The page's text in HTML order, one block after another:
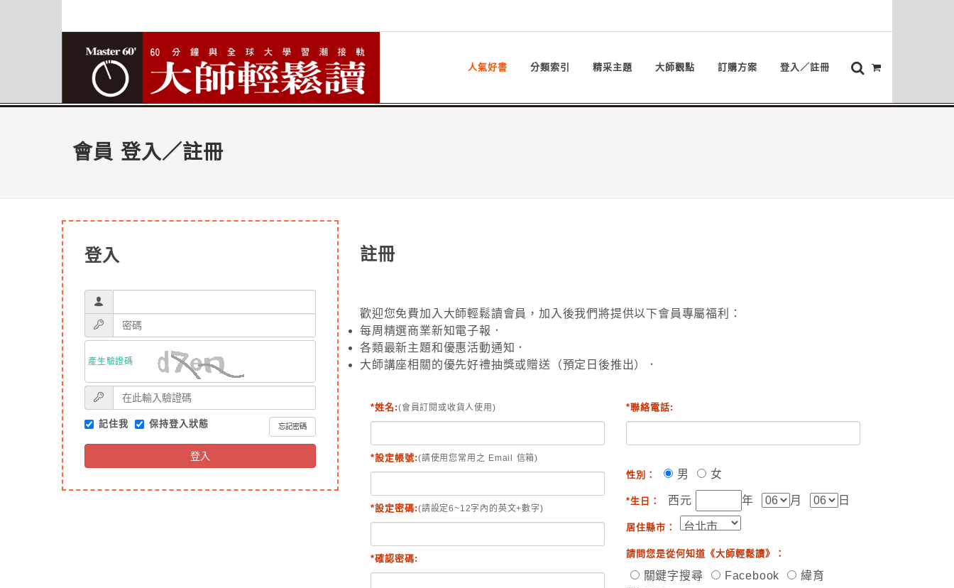
人氣好書 分類索引 精采主題 大師觀點 訂購方案 登入／註冊
會員 登入／註冊
登入
產生驗證碼
記住我 保持登入狀態 忘記密碼
登入
註冊
歡迎您免費加入大師輕鬆讀會員，加入後我們將提供以下會員專屬福利：
每周精選商業新知電子報．
各類最新主題和優惠活動通知．
大師講座相關的優先好禮抽獎或贈送（預定日後推出）．
*姓名:(會員訂閱或收貨人使用)
*設定帳號:(請使用您常用之 Email 信箱)
*設定密碼:(請設定6~12字內的英文+數字)
*確認密碼:
*聯絡電話:
性別： 男 女
*生日： 西元 年 月 日
居住縣市：
請問您是從何知道《大師輕鬆讀》：
關鍵字搜尋 Facebook
緯育